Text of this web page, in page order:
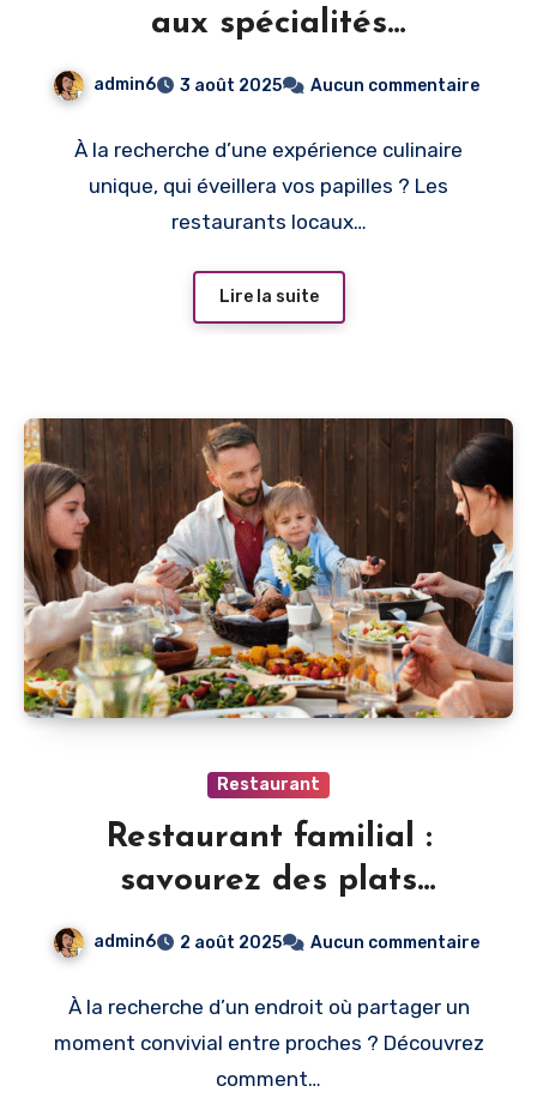
aux spécialités
authentiques de la région
admin6 3 août 2025 Aucun commentaire
À la recherche d’une expérience culinaire
unique, qui éveillera vos papilles ? Les
restaurants locaux…
Lire la suite
Restaurant
Restaurant familial :
savourez des plats
admin6 2 août 2025 Aucun commentaire
À la recherche d’un endroit où partager un
moment convivial entre proches ? Découvrez
comment…